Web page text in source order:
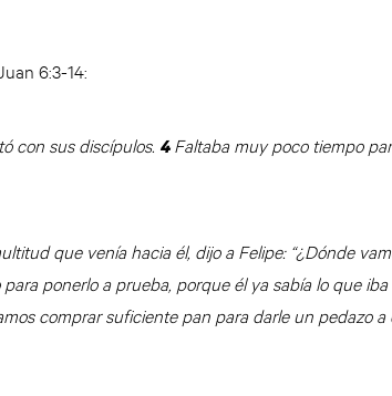
6:3-14:
con sus discípulos. 4Faltaba muy poco tiempo
que venía hacia él, dijo a Felipe: “¿Dónde
ponerlo a prueba, porque él ya sabía lo que iba
comprar suficiente pan para darle un pedazo a